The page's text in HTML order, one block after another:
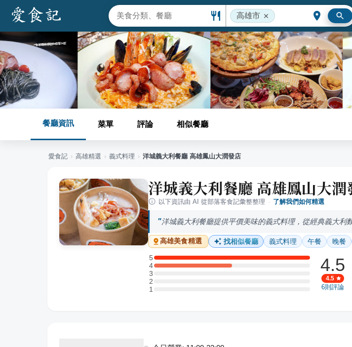
高雄市
餐廳資訊 菜單 評論 相似餐廳
愛食記 › 高雄精選 › 義式料理 › 洋城義大利餐廳 高雄鳳山大潤發店
洋城義大利餐廳 高雄鳳山大潤
以下資訊由 AI 從部落客食記彙整整理 · 了解我們如何精選
洋城義大利餐廳提供平價美味的義式料理，從經典義大利
高雄美食精選 找相似餐廳 義式料理 午餐 晚餐
5
5 星：2 則評論
4
4 星：1 則評論
3
3 星：0 則評論
2
2 星：0 則評論
11 星：0 則評論
4.5
4.5
6則評論